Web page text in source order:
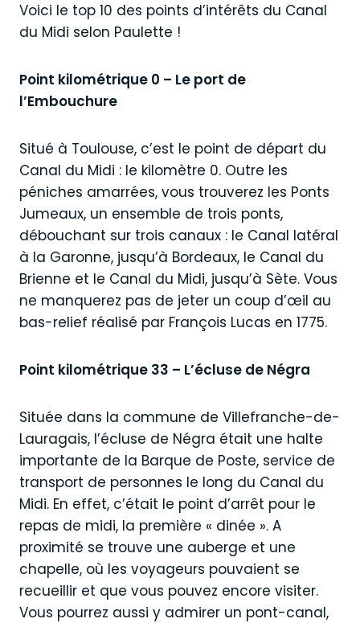
Voici le top 10 des points d’intérêts du Canal
du Midi selon Paulette !
Point kilométrique 0 – Le port de
l’Embouchure
Situé à Toulouse, c’est le point de départ du
Canal du Midi : le kilomètre 0. Outre les
péniches amarrées, vous trouverez les Ponts
Jumeaux, un ensemble de trois ponts,
débouchant sur trois canaux : le Canal latéral
à la Garonne, jusqu’à Bordeaux, le Canal du
Brienne et le Canal du Midi, jusqu’à Sète. Vous
ne manquerez pas de jeter un coup d’œil au
bas-relief réalisé par François Lucas en 1775.
Point kilométrique 33 – L’écluse de Négra
Située dans la commune de Villefranche-de-
Lauragais, l’écluse de Négra était une halte
importante de la Barque de Poste, service de
transport de personnes le long du Canal du
Midi. En effet, c’était le point d’arrêt pour le
repas de midi, la première « dinée ». A
proximité se trouve une auberge et une
chapelle, où les voyageurs pouvaient se
recueillir et que vous pouvez encore visiter.
Vous pourrez aussi y admirer un pont-canal,